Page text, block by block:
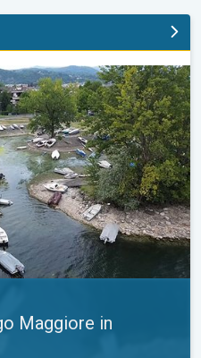
in sofferenza. Caldo e
Maggiore in